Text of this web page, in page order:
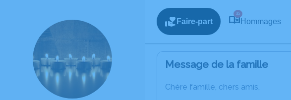
Faire-part
35
Hommages
Message de la famille
Chère famille, chers amis,